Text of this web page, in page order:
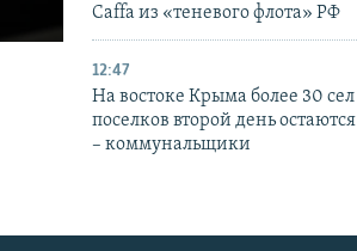
Caffa из «теневого флота» РФ
12:47
На востоке Крыма более 30
поселков второй день
– коммунальщики